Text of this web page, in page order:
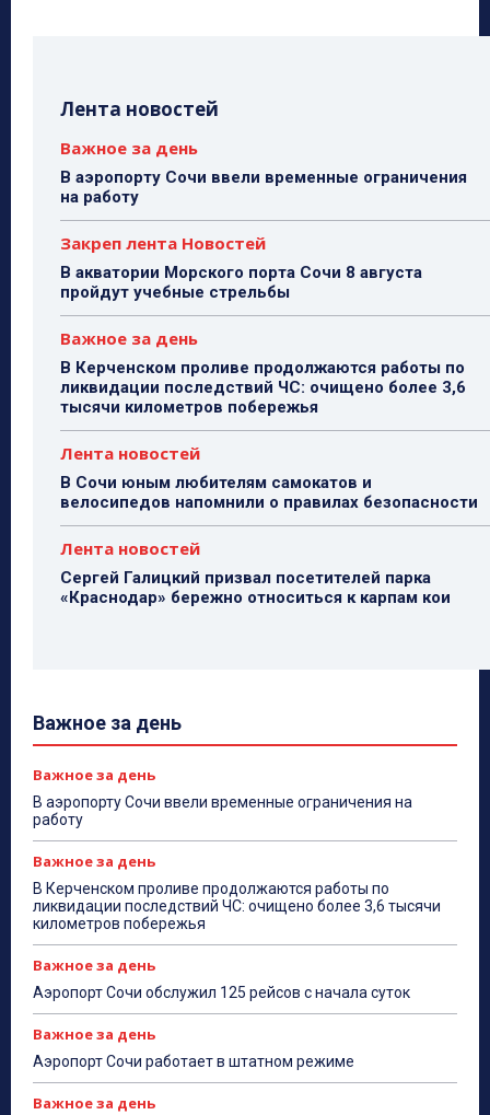
Лента новостей
Важное за день
В аэропорту Сочи ввели временные ограничения
на работу
Закреп лента Новостей
В акватории Морского порта Сочи 8 августа
пройдут учебные стрельбы
Важное за день
В Керченском проливе продолжаются работы по
ликвидации последствий ЧС: очищено более 3,6
тысячи километров побережья
Лента новостей
В Сочи юным любителям самокатов и
велосипедов напомнили о правилах безопасности
Лента новостей
Сергей Галицкий призвал посетителей парка
«Краснодар» бережно относиться к карпам кои
Важное за день
Важное за день
В аэропорту Сочи ввели временные ограничения на
работу
Важное за день
В Керченском проливе продолжаются работы по
ликвидации последствий ЧС: очищено более 3,6 тысячи
километров побережья
Важное за день
Аэропорт Сочи обслужил 125 рейсов с начала суток
Важное за день
Аэропорт Сочи работает в штатном режиме
Важное за день